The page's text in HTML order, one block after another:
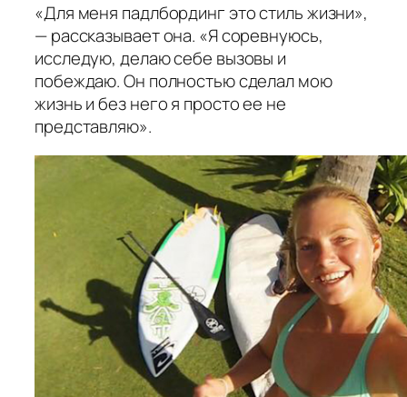
«Для меня падлбординг это стиль жизни»,
— рассказывает она. «Я соревнуюсь,
исследую, делаю себе вызовы и
побеждаю. Он полностью сделал мою
жизнь и без него я просто ее не
представляю».